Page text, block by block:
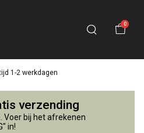
0
1-2 werkdagen
verzending
Voer bij het afrekenen
in!